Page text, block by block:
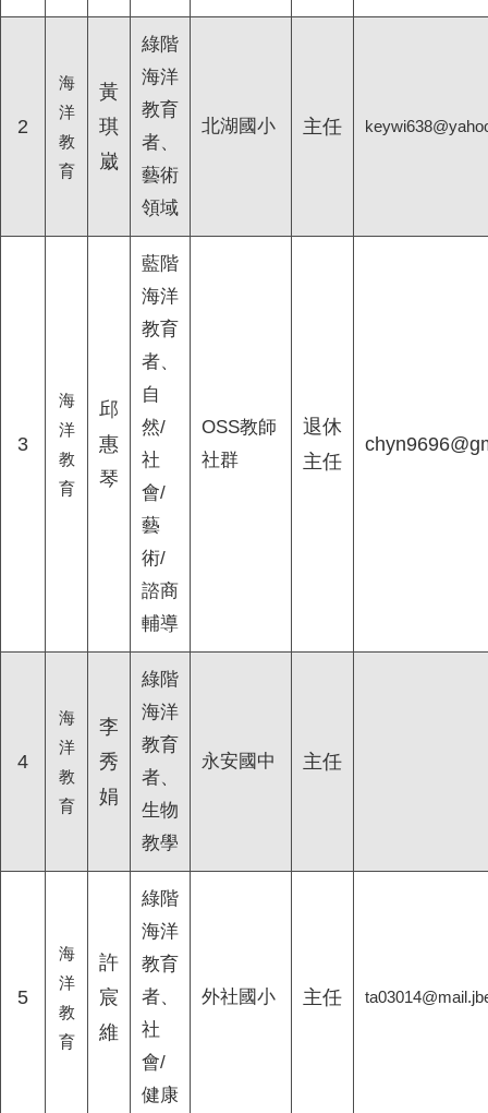
2
海
洋
教
育
黃
琪
崴
綠階
海洋
教育
者、
藝術
領域
北湖國小 主任
3
海
洋
教
育
邱
惠
琴
藍階
海洋
教育
者、
自
然/
社
會/
藝
術/
諮商
輔導
OSS教師
社群
退休
主任
4
海
洋
教
育
李
秀
娟
綠階
海洋
教育
者、
生物
教學
永安國中 主任
5
海
洋
教
育
許
宸
維
綠階
海洋
教育
者、
社
會/
健康
外社國小 主任